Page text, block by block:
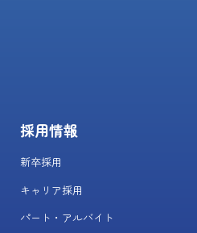
採用情報
新卒採用
キャリア採用
パート・アルバイト